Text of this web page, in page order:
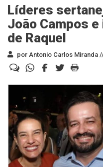
Líderes
João Campos
de Raquel
por Antonio Carlos Miranda